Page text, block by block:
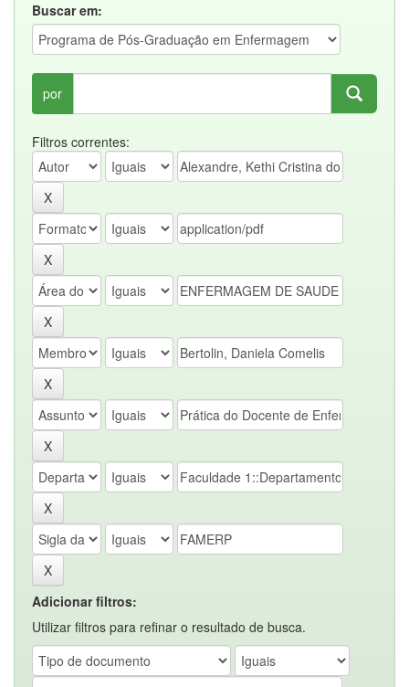
Buscar em:
por
Filtros correntes:
Adicionar filtros:
Utilizar filtros para refinar o resultado de busca.